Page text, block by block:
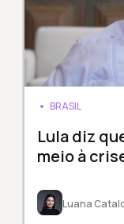
BRASIL
Lula diz
meio à
Luana